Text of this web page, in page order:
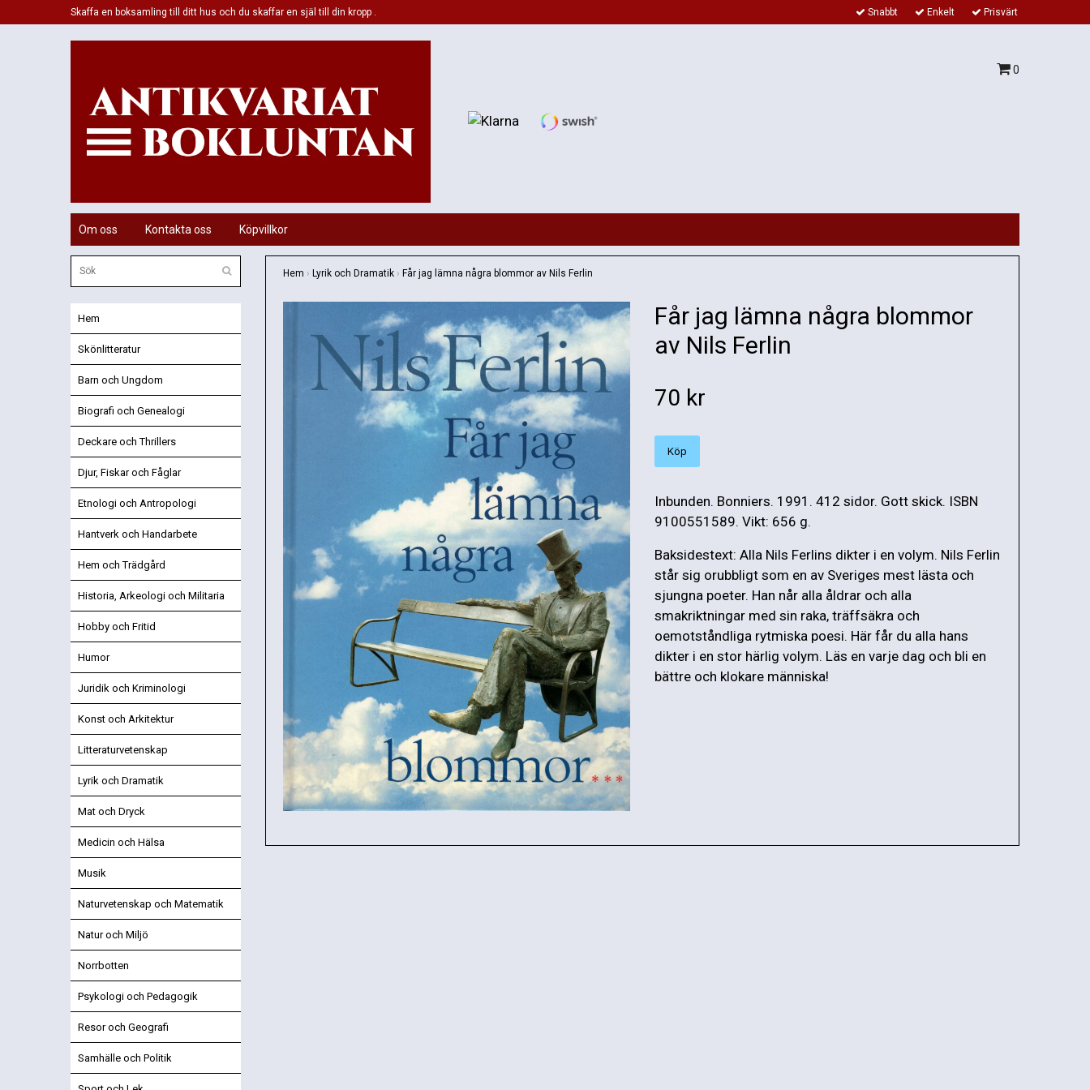
Skaffa en boksamling till ditt hus och du skaffar en själ till din kropp . Snabbt Enkelt Prisvärt
0
Om oss Kontakta oss Köpvillkor
Hem
Skönlitteratur
Barn och Ungdom
Biografi och Genealogi
Deckare och Thrillers
Djur, Fiskar och Fåglar
Etnologi och Antropologi
Hantverk och Handarbete
Hem och Trädgård
Historia, Arkeologi och Militaria
Hobby och Fritid
Humor
Juridik och Kriminologi
Konst och Arkitektur
Litteraturvetenskap
Lyrik och Dramatik
Mat och Dryck
Medicin och Hälsa
Musik
Naturvetenskap och Matematik
Natur och Miljö
Norrbotten
Psykologi och Pedagogik
Resor och Geografi
Samhälle och Politik
Hem › Lyrik och Dramatik › Får jag lämna några blommor av Nils Ferlin
Får jag lämna några blommor
av Nils Ferlin
70 kr
Köp
Inbunden. Bonniers. 1991. 412 sidor. Gott skick. ISBN
9100551589. Vikt: 656 g.
Baksidestext: Alla Nils Ferlins dikter i en volym. Nils Ferlin
står sig orubbligt som en av Sveriges mest lästa och
sjungna poeter. Han når alla åldrar och alla
smakriktningar med sin raka, träffsäkra och
oemotståndliga rytmiska poesi. Här får du alla hans
dikter i en stor härlig volym. Läs en varje dag och bli en
bättre och klokare människa!